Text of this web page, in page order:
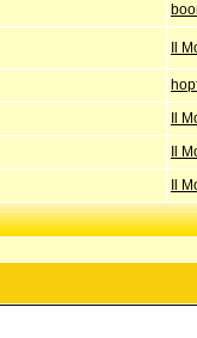
Il
Il
Il
Il